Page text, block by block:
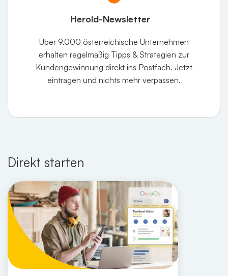
Herold-Newsletter
Über 9.000 österreichische Unternehmen
erhalten regelmäßig Tipps & Strategien zur
Kundengewinnung direkt ins Postfach. Jetzt
eintragen und nichts mehr verpassen.
Direkt starten